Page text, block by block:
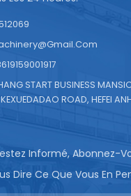
santé et
Fabriquées en acier
normes d'hygiène
à la salubrité de l'eau
polyvalentes. Outre
divers liquides
caractéristiques
faciles à déchirer pour
et un confort
START BUSINESS
ROAD, HEFEI
Informé, Abonnez-
Dire Ce Que Vous En